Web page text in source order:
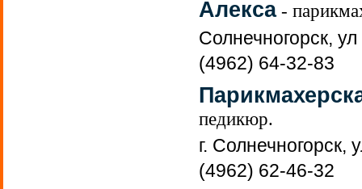
Алекса-
Солнечногорск,
(4962) 64-32-83
педикюр.
г. Солнечногорск,
(4962) 62-46-32